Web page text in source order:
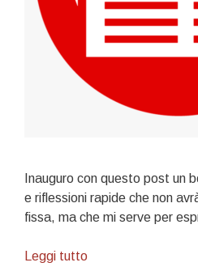
Inauguro con questo post un
e riflessioni rapide che non
fissa, ma che mi serve per
Leggi tuttoBollettino